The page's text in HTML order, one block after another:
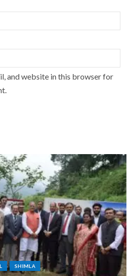
and website in this browser for
SHIMLA